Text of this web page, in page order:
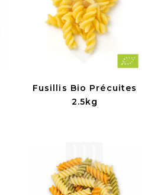
Fusillis Bio Précuites
2.5kg